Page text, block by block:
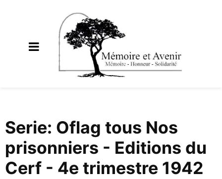
Serie: Oflag tous Nos
prisonniers - Editions du
Cerf - 4e trimestre 1942